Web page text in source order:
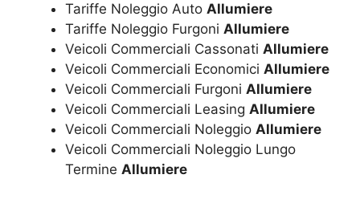
Tariffe Noleggio Auto Allumiere
Tariffe Noleggio Furgoni Allumiere
Veicoli Commerciali Cassonati Allumiere
Veicoli Commerciali Economici Allumiere
Veicoli Commerciali Furgoni Allumiere
Veicoli Commerciali Leasing Allumiere
Veicoli Commerciali Noleggio Allumiere
Veicoli Commerciali Noleggio Lungo
Termine Allumiere